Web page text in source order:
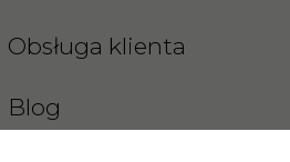
Obsługa klienta
Blog